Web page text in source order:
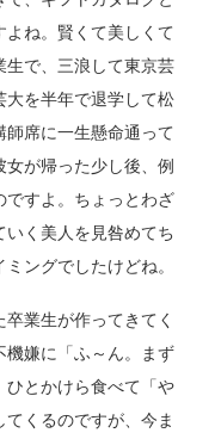
ね。賢くて美しくて
で、三浪して東京芸
を半年で退学して松
席に一生懸命通って
が帰った少し後、例
すよ。ちょっとわざ
く美人を見咎めてち
ングでしたけどね。
業生が作ってきてく
嫌に「ふ～ん。まず
とかけら食べて「や
くるのですが、今ま